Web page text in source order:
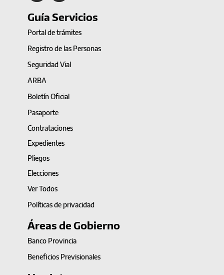
Guía Servicios
Portal de trámites
Registro de las Personas
Seguridad Vial
ARBA
Boletín Oficial
Pasaporte
Contrataciones
Expedientes
Pliegos
Elecciones
Ver Todos
Políticas de privacidad
Áreas de Gobierno
Banco Provincia
Beneficios Previsionales